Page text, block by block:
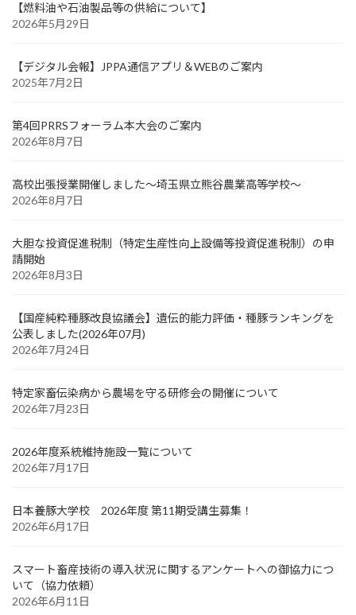
【燃料油や石油製品等の供給について】
2026年5月29日
【デジタル会報】JPPA通信アプリ＆WEBのご案内
2025年7月2日
第4回PRRSフォーラム本大会のご案内
2026年8月7日
高校出張授業開催しました～埼玉県立熊谷農業高等学校～
2026年8月7日
大胆な投資促進税制（特定生産性向上設備等投資促進税制）の申
請開始
2026年8月3日
【国産純粋種豚改良協議会】遺伝的能力評価・種豚ランキングを
公表しました(2026年07月)
2026年7月24日
特定家畜伝染病から農場を守る研修会の開催について
2026年7月23日
2026年度系統維持施設一覧について
2026年7月17日
日本養豚大学校 2026年度 第11期受講生募集！
2026年6月17日
スマート畜産技術の導入状況に関するアンケートへの御協力につ
いて（協力依頼）
2026年6月11日